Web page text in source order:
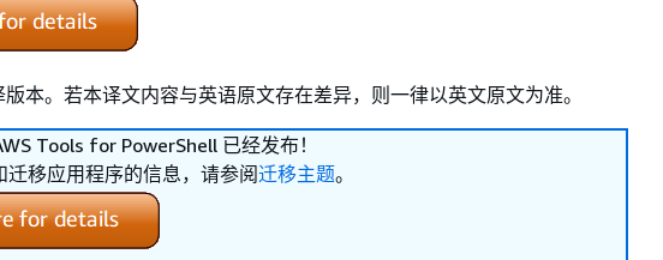
本。若本译文内容与英语原文存在差异，则一律以英文原文为准。
Tools for PowerShell 已经发布！
迁移应用程序的信息，请参阅迁移主题。